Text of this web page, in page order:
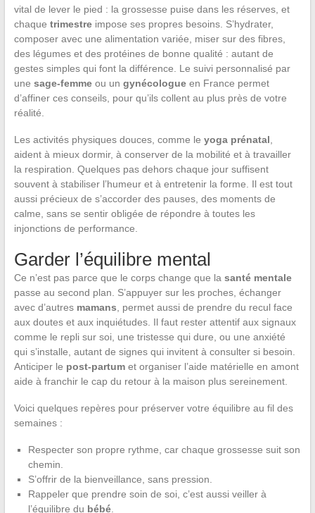
vital de lever le pied : la grossesse puise dans les réserves, et
chaque trimestreimpose ses propres besoins. S’hydrater,
composer avec une alimentation variée, miser sur des fibres,
des légumes et des protéines de bonne qualité : autant de
gestes simples qui font la différence. Le suivi personnalisé par
une sage-femmeou un gynécologueen France permet
d’affiner ces conseils, pour qu’ils collent au plus près de votre
réalité.
Les activités physiques douces, comme le yoga prénatal
aident à mieux dormir, à conserver de la mobilité et à travailler
la respiration. Quelques pas dehors chaque jour suffisent
souvent à stabiliser l’humeur et à entretenir la forme. Il est tout
aussi précieux de s’accorder des pauses, des moments de
calme, sans se sentir obligée de répondre à toutes les
injonctions de performance.
Garder l’équilibre mental
Ce n’est pas parce que le corps change que la santé mentale
passe au second plan. S’appuyer sur les proches, échanger
avec d’autres mamans , permet aussi de prendre du recul face
aux doutes et aux inquiétudes. Il faut rester attentif aux signaux
comme le repli sur soi, une tristesse qui dure, ou une anxiété
qui s’installe, autant de signes qui invitent à consulter si besoin.
Anticiper le post-partumet organiser l’aide matérielle en amont
aide à franchir le cap du retour à la maison plus sereinement.
Voici quelques repères pour préserver votre équilibre au fil des
semaines :
Respecter son propre rythme, car chaque grossesse suit son
chemin.
S’offrir de la bienveillance, sans pression.
Rappeler que prendre soin de soi, c’est aussi veiller à
l’équilibre du bébé.